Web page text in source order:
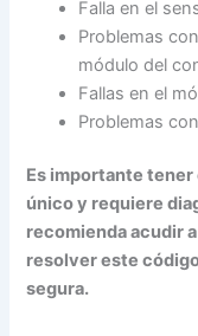
Falla en el
Problemas
módulo del
Fallas en el
Problemas
Es importante tener
único y requiere
recomienda acudir
resolver este
segura.